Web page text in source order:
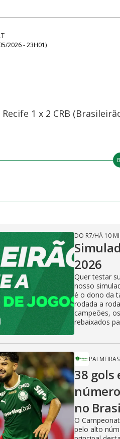
2026 - 23H01)
1 x 2 CRB
DO R7/HÁ 10
2026
Quer testar
nosso
é o dono da
rodada a
campeões,
rebaixados
38 gols
no
O
pelo alto